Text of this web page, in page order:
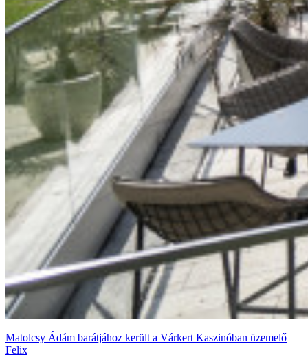
Matolcsy Ádám barátjához került a Várkert Kaszinóban üzemelő
Felix